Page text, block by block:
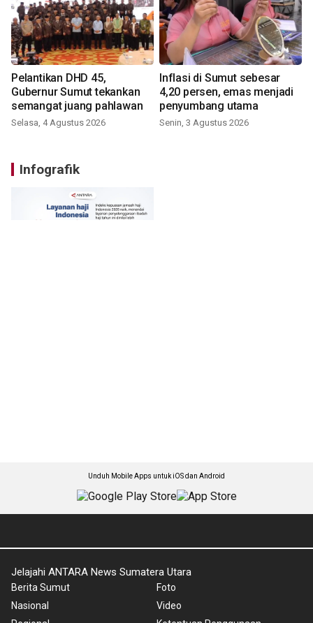
Pelantikan DHD 45,
Gubernur Sumut tekankan
semangat juang pahlawan
Selasa, 4 Agustus 2026
Inflasi di Sumut sebesar
4,20 persen, emas menjadi
penyumbang utama
Senin, 3 Agustus 2026
Infografik
Unduh Mobile Apps untuk iOS dan Android
Jelajahi ANTARA News Sumatera Utara
Berita Sumut
Nasional
Foto
Video